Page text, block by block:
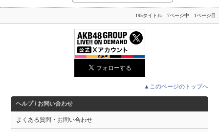
195タイトル 7ページ中 1ページ目
▲このページのトップへ
ヘルプ / お問い合わせ
よくある質問・お問い合わせ